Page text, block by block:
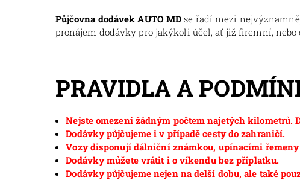
Půjčovna dodávek AUTO MDse řadí mezi
pronájem dodávky pro jakýkoli účel, ať již firemní, nebo
PRAVIDLA A
Nejste omezeni žádným počtem najetých kilometrů.
Dodávky půjčujeme i v případě cesty do zahraničí.
Vozy disponují dálniční známkou, upínacími
Dodávky můžete vrátit i o víkendu bez příplatku.
Dodávky půjčujeme nejen na delší dobu, ale také